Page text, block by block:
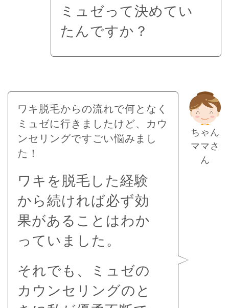
ミュゼって決めてい
たんですか？
ちゃん
ママさ
ん
ワキ脱毛からの流れで何となく
ミュゼに行きましたけど、カウ
ンセリングですごい悩みまし
た！
ワキを脱毛した経験
から続ければ必ず効
果があることはわか
っていました。
それでも、ミュゼの
カウンセリングのと